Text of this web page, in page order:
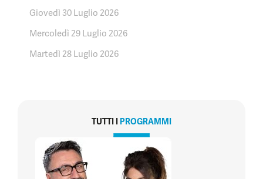
Giovedì 30 Luglio 2026
Mercoledì 29 Luglio 2026
Martedì 28 Luglio 2026
TUTTI I PROGRAMMI